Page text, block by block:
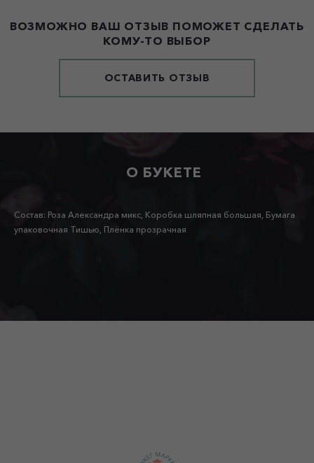
ВОЗМОЖНО ВАШ ОТЗЫВ ПОМОЖЕТ СДЕЛАТЬ
КОМУ-ТО ВЫБОР
ОСТАВИТЬ ОТЗЫВ
О БУКЕТЕ
Состав: Роза Александра микс, Коробка шляпная большая, Бумага
упаковочная Тишью, Плёнка прозрачная